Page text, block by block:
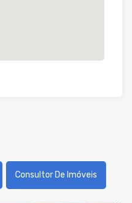
Consultor De Imóveis